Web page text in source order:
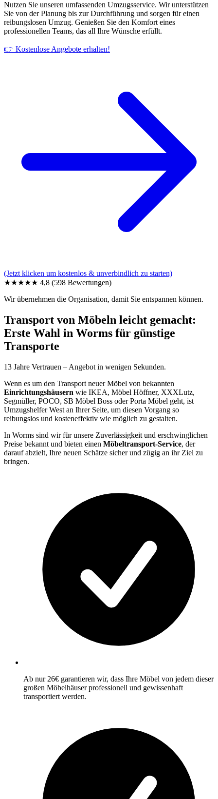
Nutzen Sie unseren umfassenden Umzugsservice. Wir unterstützen
Sie von der Planung bis zur Durchführung und sorgen für einen
reibungslosen Umzug. Genießen Sie den Komfort eines
professionellen Teams, das all Ihre Wünsche erfüllt.
👉 Kostenlose Angebote erhalten!
(Jetzt klicken um kostenlos & unverbindlich zu starten)
★★★★★ 4,8 (598 Bewertungen)
Wir übernehmen die Organisation, damit Sie entspannen können.
Transport von Möbeln leicht gemacht:
Erste Wahl in Worms für günstige
Transporte
13 Jahre Vertrauen – Angebot in wenigen Sekunden.
Wenn es um den Transport neuer Möbel von bekannten
Einrichtungshäusern wie IKEA, Möbel Höffner, XXXLutz,
Segmüller, POCO, SB Möbel Boss oder Porta Möbel geht, ist
Umzugshelfer West an Ihrer Seite, um diesen Vorgang so
reibungslos und kosteneffektiv wie möglich zu gestalten.
In Worms sind wir für unsere Zuverlässigkeit und erschwinglichen
Preise bekannt und bieten einen Möbeltransport-Service, der
darauf abzielt, Ihre neuen Schätze sicher und zügig an ihr Ziel zu
bringen.
Ab nur 26€ garantieren wir, dass Ihre Möbel von jedem dieser
großen Möbelhäuser professionell und gewissenhaft
transportiert werden.